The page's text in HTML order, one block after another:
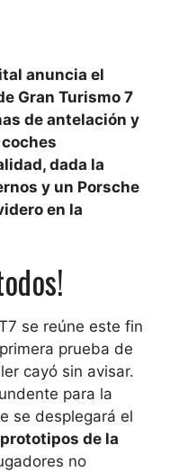
anuncia el
Gran Turismo 7
de antelación y
dada la
y un Porsche
en la
se reúne este fin
prueba de
cayó sin avisar.
para la
se desplegará el
de la
no